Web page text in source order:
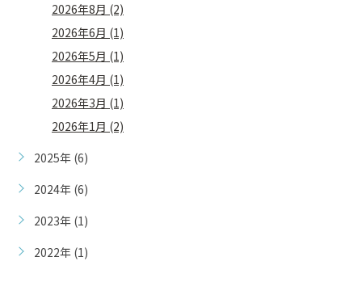
2026年8月 (2)
2026年6月 (1)
2026年5月 (1)
2026年4月 (1)
2026年3月 (1)
2026年1月 (2)
2025年 (6)
2024年 (6)
2023年 (1)
2022年 (1)